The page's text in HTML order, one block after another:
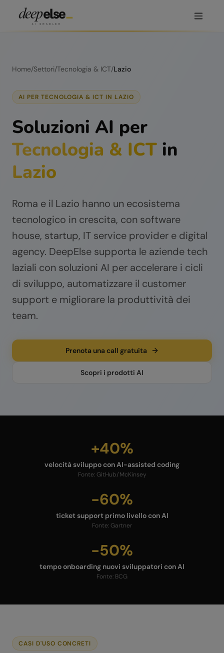
Home/Settori/Tecnologia & ICT/Lazio
AI PER TECNOLOGIA & ICT IN LAZIO
Soluzioni AI per
Tecnologia & ICT in
Lazio
Roma e il Lazio hanno un ecosistema
tecnologico in crescita, con software
house, startup, IT service provider e digital
agency. DeepElse supporta le aziende tech
laziali con soluzioni AI per accelerare i cicli
di sviluppo, automatizzare il customer
support e migliorare la produttività dei
team.
Prenota una call gratuita
Scopri i prodotti AI
+40%
velocità sviluppo con AI-assisted coding
Fonte: GitHub/McKinsey
-60%
ticket support primo livello con AI
Fonte: Gartner
-50%
tempo onboarding nuovi sviluppatori con AI
Fonte: BCG
CASI D'USO CONCRETI